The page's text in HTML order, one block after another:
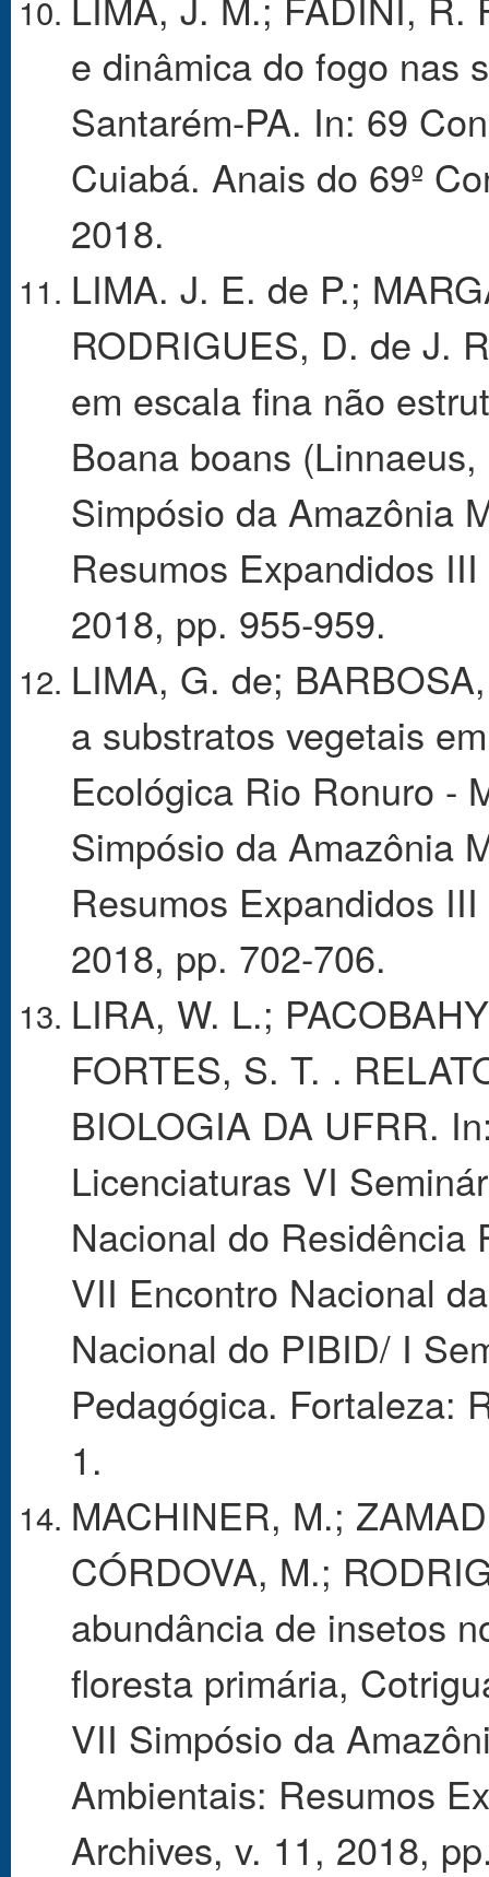
e dinâmica do fogo nas
Santarém-PA. In: 69
Cuiabá. Anais do 69º
2018.
LIMA. J. E. de P.;
RODRIGUES, D. de J.
em escala fina não
Boana boans
Simpósio da Amazônia
Resumos Expandidos
2018, pp. 955-959.
LIMA, G. de;
a substratos vegetais
Ecológica Rio Ronuro -
Simpósio da Amazônia
Resumos Expandidos
2018, pp. 702-706.
LIRA, W. L.;
FORTES, S. T. .
BIOLOGIA DA UFRR.
Licenciaturas VI
Nacional do Residência
VII Encontro Nacional
Nacional do PIBID/ I
Pedagógica. Fortaleza:
1.
MACHINER, M.;
CÓRDOVA, M.;
abundância de insetos
floresta primária,
VII Simpósio da
Ambientais: Resumos
Archives, v. 11, 2018,